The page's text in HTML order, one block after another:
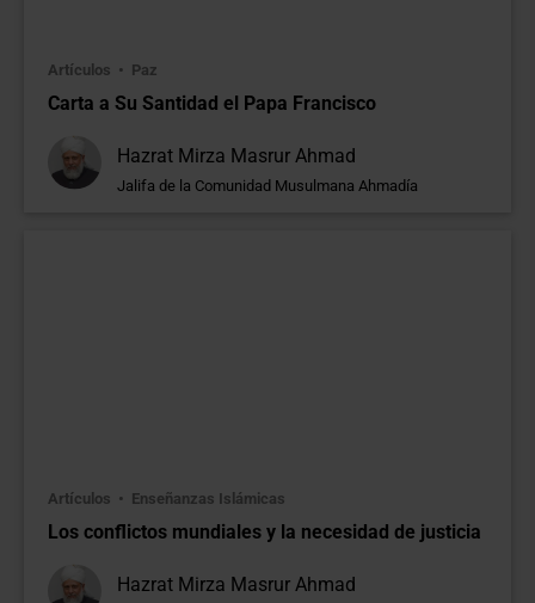
Artículos Paz
Carta a Su Santidad el Papa Francisco
Hazrat Mirza Masrur Ahmad
Jalifa de la Comunidad Musulmana Ahmadía
Artículos Enseñanzas Islámicas
Los conflictos mundiales y la necesidad de justicia
Hazrat Mirza Masrur Ahmad